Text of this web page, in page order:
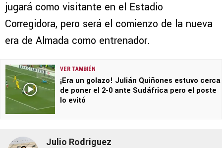
jugará como visitante en el Estadio
Corregidora, pero será el comienzo de la nueva
era de Almada como entrenador.
VER TAMBIÉN
¡Era un golazo! Julián Quiñones estuvo cerca
de poner el 2-0 ante Sudáfrica pero el poste
lo evitó
Julio Rodriguez